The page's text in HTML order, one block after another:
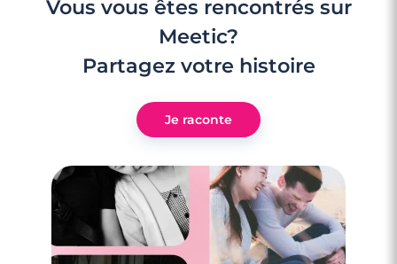
Vous vous êtes rencontrés sur
Meetic?
Partagez votre histoire
Je raconte